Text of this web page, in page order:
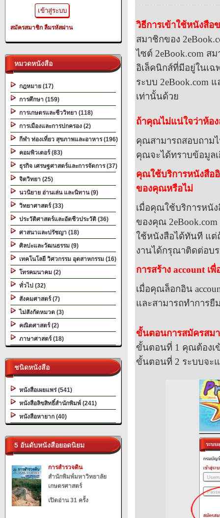
สมัครสมาชิก ลืมรหัสผ่าน
หมวดหนังสือ
กฎหมาย (17)
การศึกษา (159)
การเกษตรและชีววิทยา (118)
การเมืองและการปกครอง (2)
กีฬา ท่องเที่ยว สุขภาพและอาหาร (196)
คอมพิวเตอร์ (83)
ธุรกิจ เศรษฐศาสตร์และการจัดการ (37)
จิตวิทยา (25)
นวนิยาย อ่านเล่น และนิทาน (9)
วิทยาศาสตร์ (33)
ประวัติศาสตร์และอัตชีวประวัติ (36)
ศาสนาและปรัชญา (18)
ศิลปะและวัฒนธรรม (9)
เทคโนโลยี วิศวกรรม อุตสาหกรรม (16)
โทรคมนาคม (2)
ทั่วไป (32)
สังคมศาสตร์ (7)
ไม่สังกัดหมวด (3)
คณิตศาสตร์ (2)
ภาษาศาสตร์ (18)
ชนิดหนังสือ
หนังสือเผยแพร่ (541)
หนังสือลิขสิทธิ์สำนักพิมพ์ (241)
หนังสือหายาก (40)
5 อันดับหนังสือยอดนิยม
การสำรวจดิน
สำนักพิมพ์มหาวิทยาลัย
เกษตรศาสตร์
เปิดอ่าน 31 ครั้ง
วิธีการเข้าใช้หนังสือ
สมาชิกของ
ไซต์ 2eBook.com สม
อิเล็คนิกส์ที่มีอยู่ในเฉ
ระบบ 2eBook.com แ
เท่านั้นด้วย
ถ้าคุณไม่แน่ใจว่าห้อ
คุณสามารถสอบถาม
คุณจะได้ทราบข้อมูล
คุณใช้บริการหนังสือ
ของคุณหรือไม่
เมื่อคุณใช้บริการหนั
ของคุณ 2eBook.com
ใช้หนังสือได้ทันที แต่
งานได้กรุณาติดต่อบ
การสร้าง account เพื่
เมื่อคุณล็อกอิน
และสามารถทำการ
ขั้นตอนการสมัครสม
ขั้นตอนที่ 1 คุณต้องเ
ขั้นตอนที่ 2 ระบบจะ